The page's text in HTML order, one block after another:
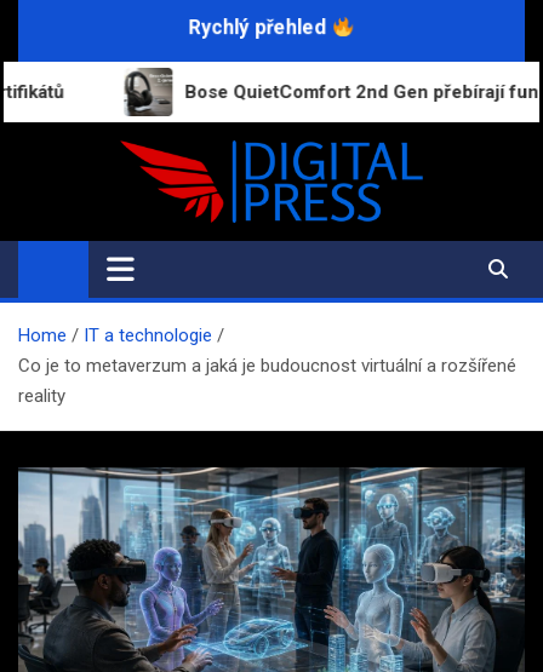
Rychlý přehled
Bose QuietComfort 2nd Gen přebírají funkce dražších
Digital-Press.cz
Kvalitní informace pro každý den
Home
IT a technologie
Co je to metaverzum a jaká je budoucnost virtuální a rozšířené
reality